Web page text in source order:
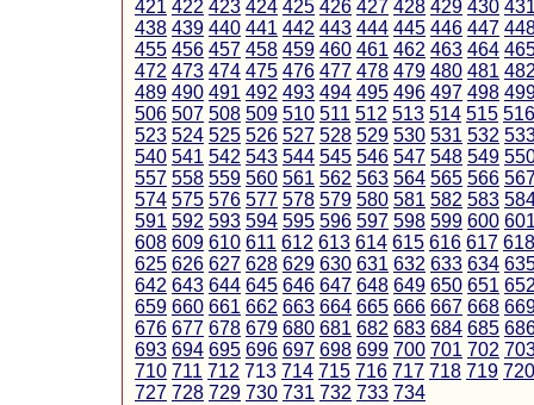
421 422 423 424 425 426 427 428 429 430
438 439 440 441 442 443 444 445 446 447
455 456 457 458 459 460 461 462 463 464
472 473 474 475 476 477 478 479 480 481
489 490 491 492 493 494 495 496 497 498
506 507 508 509 510 511 512 513 514 515 516
523 524 525 526 527 528 529 530 531 532
540 541 542 543 544 545 546 547 548 549
557 558 559 560 561 562 563 564 565 566
574 575 576 577 578 579 580 581 582 583
591 592 593 594 595 596 597 598 599 600
608 609 610 611 612 613 614 615 616 617 618
625 626 627 628 629 630 631 632 633 634
642 643 644 645 646 647 648 649 650 651
659 660 661 662 663 664 665 666 667 668
676 677 678 679 680 681 682 683 684 685
693 694 695 696 697 698 699 700 701 702
710 711 712 713 714 715 716 717 718 719 720
727 728 729 730 731 732 733 734